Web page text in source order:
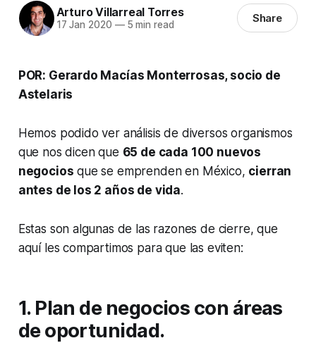
Arturo Villarreal Torres
17 Jan 2020 —5 min read Share
POR: Gerardo Macías Monterrosas, socio de
Astelaris
Hemos podido ver análisis de diversos organismos
que nos dicen que 65 de cada 100 nuevos
negocios que se emprenden en México, cierran
antes de los 2 años de vida.
Estas son algunas de las razones de cierre, que
aquí les compartimos para que las eviten:
1. Plan de negocios con áreas
de oportunidad.